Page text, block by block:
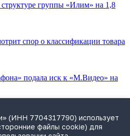
группы «Илим» на 1,8
спор о классификации товара
подала иск к «М.Видео» на
на систему управления
«Яндекса»
(ИНН 7704317790) использует
файлы cookie) для